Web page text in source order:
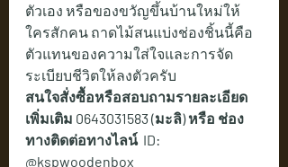
ตัวเอง หรือของขวัญขึ้นบ้านใหม่ให้
ใครสักคน ถาดไม้สนแบ่งช่องชิ้นนี้คือ
ตัวแทนของความใส่ใจและการจัด
ระเบียบชีวิตให้ลงตัวครับ
สนใจสั่งซื้อหรือสอบถามรายละเอียด
เพิ่มเติม 0643031583 (มะลิ) หรือ ช่อง
ทางติดต่อทางไลน์  ID:
@kspwoodenbox